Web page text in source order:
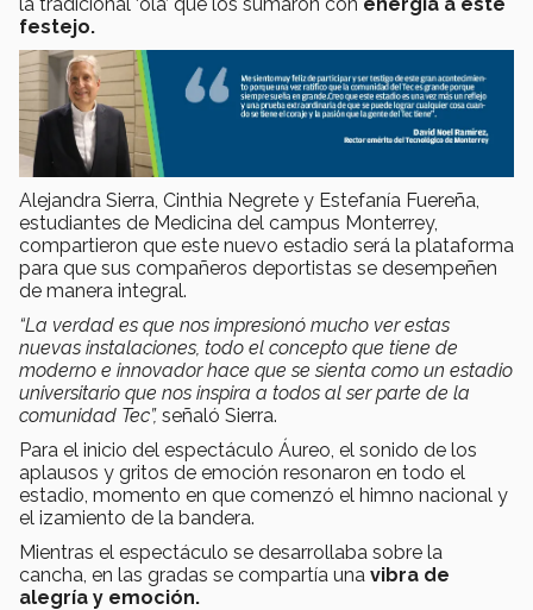
festejo.
Alejandra Sierra, Cinthia Negrete y Estefanía Fuereña,
estudiantes de Medicina del campus Monterrey,
compartieron que este nuevo estadio será la plataforma
para que sus compañeros deportistas se desempeñen
de manera integral.
“La verdad es que nos impresionó mucho ver estas
nuevas instalaciones, todo el concepto que tiene de
moderno e innovador hace que se sienta como un estadio
universitario que nos inspira a todos al ser parte de la
comunidad Tec”, señaló Sierra.
Para el inicio del espectáculo Áureo, el sonido de los
aplausos y gritos de emoción resonaron en todo el
estadio, momento en que comenzó el himno nacional y
el izamiento de la bandera.
Mientras el espectáculo se desarrollaba sobre la
cancha, en las gradas se compartía una vibra de
alegría y emoción.